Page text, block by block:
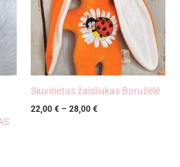
Siuvinėtas žaisliukas Boružėlė
22,00 € – 28,00 €